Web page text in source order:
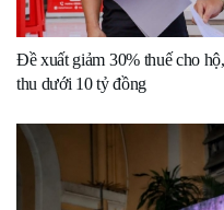
Đề xuất giảm 30% thuế cho
thu dưới 10 tỷ đồng